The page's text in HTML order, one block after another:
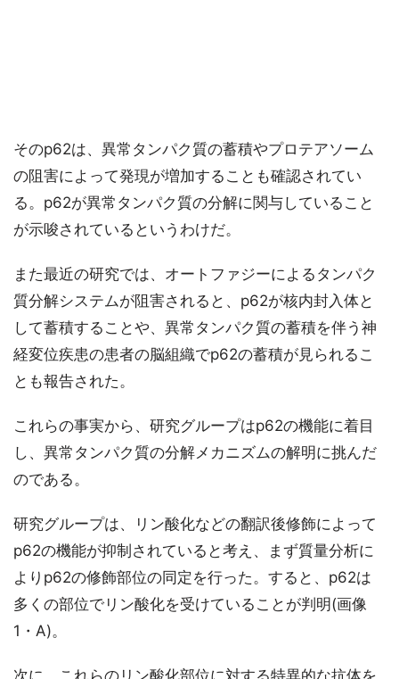
そのp62は、異常タンパク質の蓄積やプロテアソーム
の阻害によって発現が増加することも確認されてい
る。p62が異常タンパク質の分解に関与していること
が示唆されているというわけだ。
また最近の研究では、オートファジーによるタンパク
質分解システムが阻害されると、p62が核内封入体と
して蓄積することや、異常タンパク質の蓄積を伴う神
経変位疾患の患者の脳組織でp62の蓄積が見られるこ
とも報告された。
これらの事実から、研究グループはp62の機能に着目
し、異常タンパク質の分解メカニズムの解明に挑んだ
のである。
研究グループは、リン酸化などの翻訳後修飾によって
p62の機能が抑制されていると考え、まず質量分析に
よりp62の修飾部位の同定を行った。すると、p62は
多くの部位でリン酸化を受けていることが判明(画像
1・A)。
次に、これらのリン酸化部位に対する特異的な抗体を